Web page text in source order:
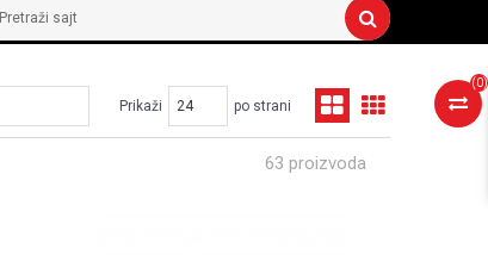
Pretraži sajt
(0)
Prikaži po strani
63 proizvoda